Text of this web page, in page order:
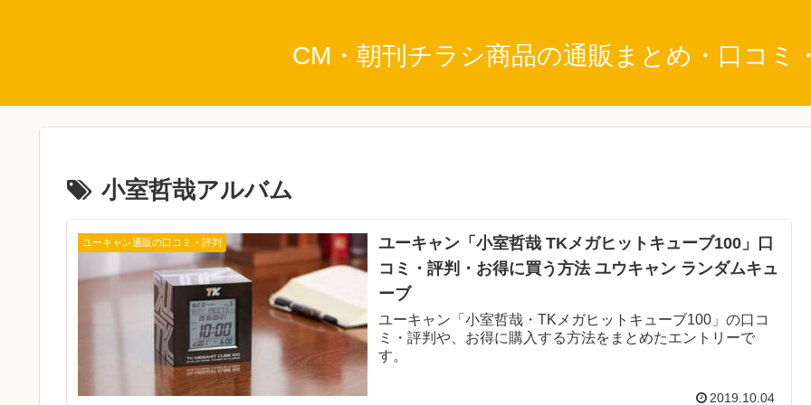
CM・朝刊チラシ商品の通販まとめ・口コミ
小室哲哉アルバム
ユーキャン通販の口コミ・評判
ユーキャン「小室哲哉 TKメガヒットキューブ100」口
コミ・評判・お得に買う方法 ユウキャン ランダムキュ
ーブ
ユーキャン「小室哲哉・TKメガヒットキューブ100」の口コ
ミ・評判や、お得に購入する方法をまとめたエントリーで
す。
2019.10.04